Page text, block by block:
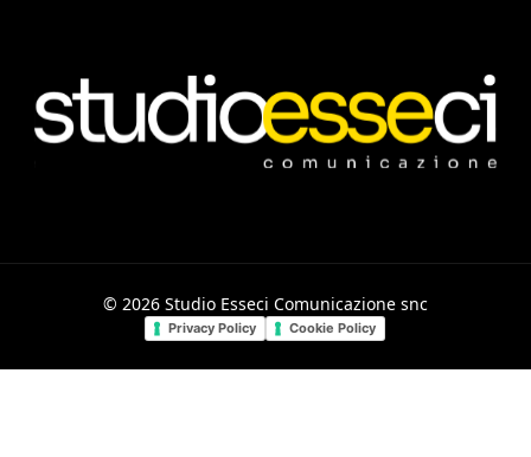
© 2026Studio Esseci Comunicazione snc
Privacy Policy Cookie Policy